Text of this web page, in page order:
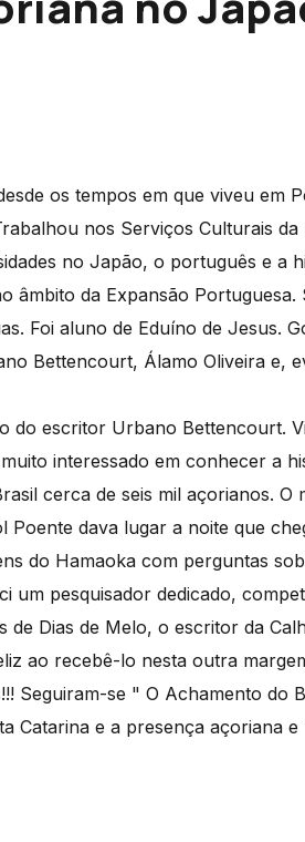
os tempos em que viveu em
nos Serviços Culturais
no Japão, o português e a
âmbito da Expansão
Foi aluno de Eduíno de Jesus.
Bettencourt, Álamo Oliveira e,
do escritor Urbano Bettencourt.
interessado em conhecer a
cerca de seis mil açorianos. O
Poente dava lugar a noite que
do Hamaoka com perguntas
um pesquisador dedicado,
de Dias de Melo, o escritor da
ao recebê-lo nesta outra
Seguiram-se " O Achamento do
Catarina e a presença açoriana